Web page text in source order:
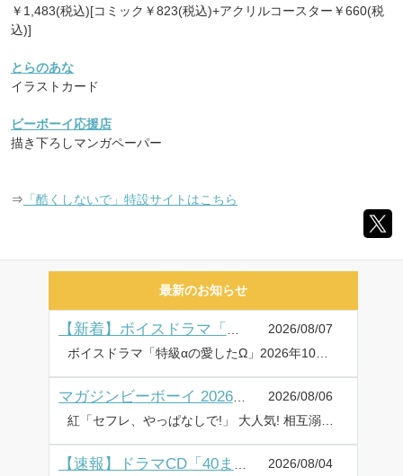
￥1,483(税込)[コミック￥823(税込)+アクリルコースター￥660(税
込)]
とらのあな
イラストカード
ビーボーイ応援店
描き下ろしマンガペーパー
⇒ 「酷くしないで」特設サイトはこちら
最新のお知らせ
2026/08/07
ボイスドラマ「特級αの愛したΩ」2026年10月28日に発売・配信! ✼••┈┈••✼••┈┈••✼••┈┈••✼••┈┈••✼ ・試聴動画を公開! ・キャストインタビュー&写真を公開! ・特典画像を公開! ✼••┈┈••✼••┈┈••✼••┈┈••✼••┈┈••✼ 神波アユミ描き下ろし12Pマンガが読める【ボイスドラマ(シリアルコード入りマンガ小冊子版)】で登場! 幸福と葛藤のオメガバース! ボイスドラマ「特級αの愛したΩ」が、2026年10月28日に発売&配信! 試聴公開 【出演:鈴木崚汰・坂田将吾】 ⇒PV&試聴動画一覧はこちら キャストインタビュー&写真 【キャスト:鈴木崚汰・坂田将吾】 ⇒キャストインタビュー&写真はこちら 特典画像公開 ⇒特典情報はこちら 商品情報 『俺はもう――二度とお前を失くしたくない』 知性、能力が究極に秀でた【特級α】の有磨礼は、どこへ行っても注目の的で、女の子たちや世間から、いつも追いかけ回されている。そんな彼が唯一、普通の高校生に戻れる時間を、同級生の大関司がくれた。絵本作家になる夢を持ち、いつもひとり美術室で絵を描いている司の傍で、たわいもない話をしながら2人きりの甘い時間は過ぎていく。そんなある日、司にヒートが来て、司がΩだと初めて知った礼は…。──突然の別れと空白の10年が過ぎ、2人は再会する。幸福と葛藤のオメガバース! 神波アユミ描き下ろし12Pマンガが読める【ボイスドラマ(シリアルコード入りマンガ小冊子版)】で登場! 各配信サイトで【配信版】も同日販売♪ 神波アユミ 有磨 礼:鈴木崚汰 大関 司:坂田将吾 2026年10月28日(水) ☆選べる2タイプで販売! 予約受付開始☆ ◆シリアルコード入りマンガ小冊子版◆ 仕様:シリアルコード入り描き下ろしマンガ小冊子/価格:4,620円(税込) ◆配信版◆ 配信サイト:ポケットドラマCD、DLsiteがるまに、アニメイト通販、Renta!、honto ⇒詳しくはコチラ フェア&キャンペーン(配信版は対象外) ・アニメイト 早期予約特典 2026年9月14日(月)までにご予約した方、全員に「ブロマイド」をプレゼント ・コミコミスタジオ 早期予約特典 2026年9月14日(月)までにご予約した方、全員に「チェキ風ミニイラストカード」をプレゼント ・アニメイト通販 予約キャンペーン 2026年10月21日(水)までにご予約した方から抽選で「サイン色紙」をプレゼント ・コミコミスタジオ 予約キャンペーン 2026年9月14日(月)までにご予約した方から抽選で「サイン色紙」をプレゼント 詳しくは⇒ボイスドラマ「特級αの愛したΩ」特設サイト
マガジンビーボーイ 2026年9月号 ラインナップ・チラ見せアップ
2026/08/06
紅「セフレ、やっぱなしで!」 大人気! 相互溺愛青春譚、連載再開♡ 表紙イラストの図書カード(500円分)やQUOカード(1,000円分)プレゼントも!! 巻末アンケートハガキもしくはWEBアンケートにてご応募いただけます♥ MAGAZINE BE×BOY 2026年9月号 発売日:2026年8月6日 定価:935円(税込) 表紙:紅 ラインナップ 紅、いちかわ壱、竹竜サン太、御自愛、CTK、茂こつ、田中鈴木、楢島さち、喃喃、ねこ田米蔵、ハシモトミツ、榛名ハル、豆田サブロー、三日ミタ、美山薫子、ヤナギダ、りちゃ、ろじ 豪華執筆陣!! ⇒BE・BOY GOLD 2026年9月号 ラインナップ・チラ見せはこちら
2026/08/04